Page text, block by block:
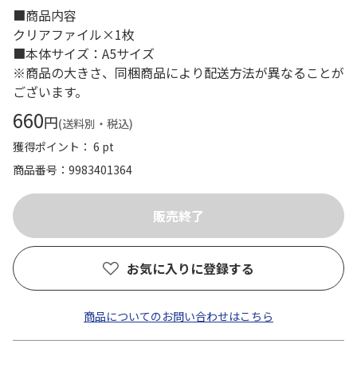
■商品内容
クリアファイル×1枚
■本体サイズ：A5サイズ
※商品の大きさ、同梱商品により配送方法が異なることが
ございます。
660円(送料別・税込)
獲得ポイント： 6 pt
商品番号
9983401364
お気に入りに登録する
商品についてのお問い合わせはこちら